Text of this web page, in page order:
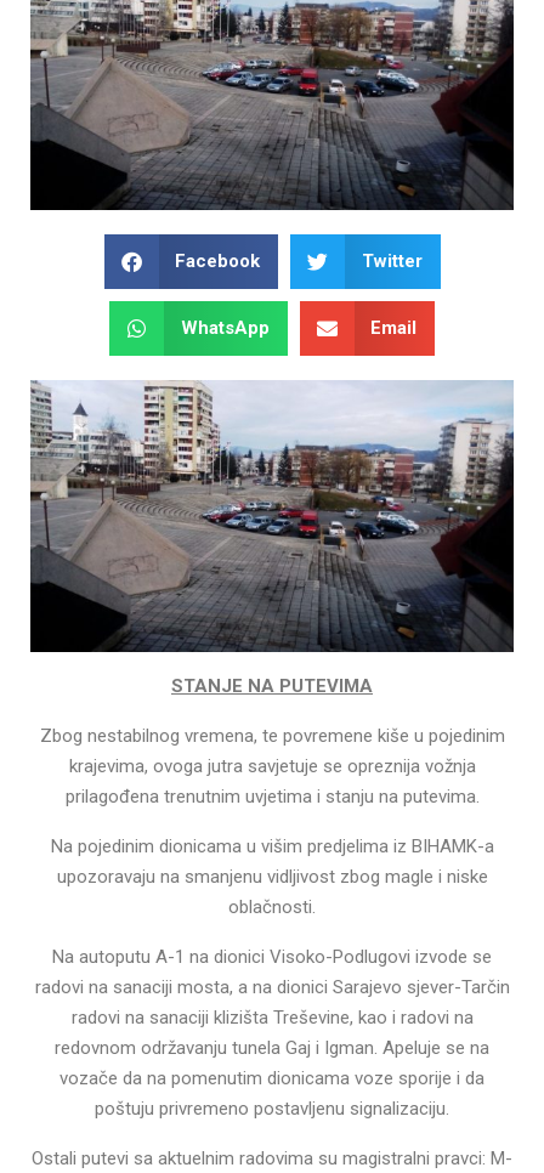
Facebook Twitter
WhatsApp Email
STANJE NA PUTEVIMA
Zbog nestabilnog vremena, te povremene kiše u pojedinim
krajevima, ovoga jutra savjetuje se opreznija vožnja
prilagođena trenutnim uvjetima i stanju na putevima.
Na pojedinim dionicama u višim predjelima iz BIHAMK-a
upozoravaju na smanjenu vidljivost zbog magle i niske
oblačnosti.
Na autoputu A-1 na dionici Visoko-Podlugovi izvode se
radovi na sanaciji mosta, a na dionici Sarajevo sjever-Tarčin
radovi na sanaciji klizišta Treševine, kao i radovi na
redovnom održavanju tunela Gaj i Igman. Apeluje se na
vozače da na pomenutim dionicama voze sporije i da
poštuju privremeno postavljenu signalizaciju.
Ostali putevi sa aktuelnim radovima su magistralni pravci: M-